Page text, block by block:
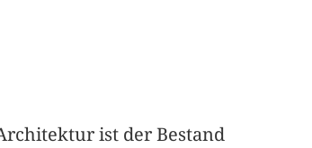
ist der Bestand